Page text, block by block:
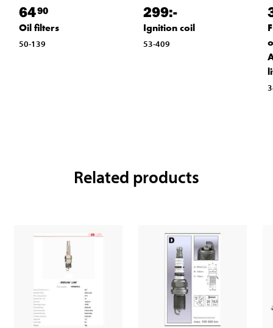
6490
Oil filters
50-139
299:-
Ignition coil
53-409
Related products